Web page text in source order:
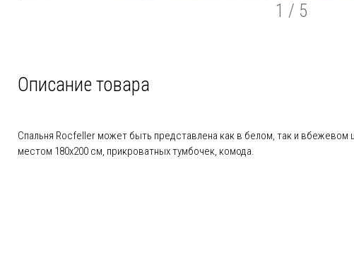
1 / 5
Описание товара
Спальня Rocfeller может быть представлена как в белом, так и вбежевом
местом 180х200 см, прикроватных тумбочек, комода.